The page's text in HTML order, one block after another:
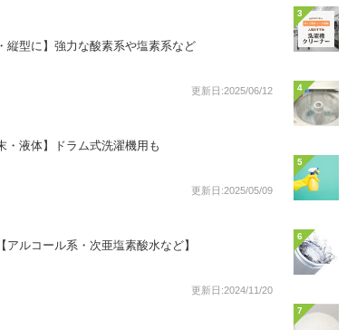
縦型に】強力な酸素系や塩素系など
更新日:2025/06/12
・液体】ドラム式洗濯機用も
更新日:2025/05/09
ルコール系・次亜塩素酸水など】
更新日:2024/11/20
3
4
5
6
7